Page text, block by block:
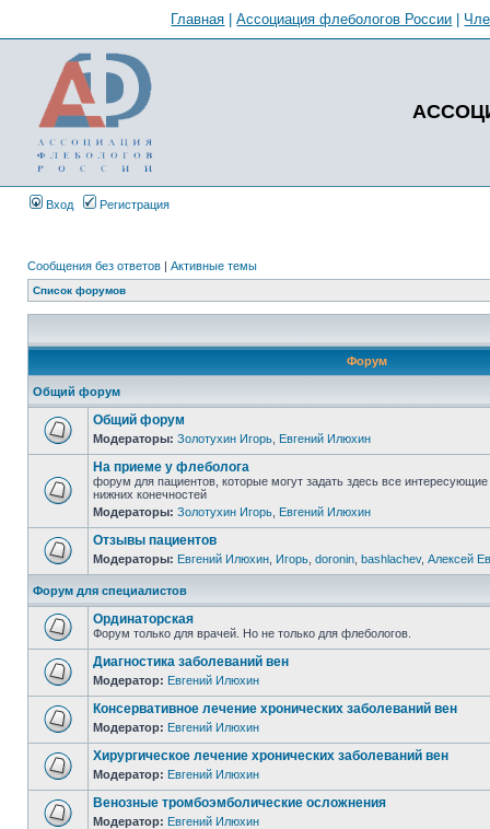
Главная |Ассоциация флебологов России
Вход Регистрация
Сообщения без ответов | Активные темы
Список форумов
Форум
Общий форум
Общий форум
Модераторы: Золотухин Игорь Евгений Илюхин
На приеме у флеболога
форум для пациентов, которые могут задать здесь все
нижних конечностей
Модераторы: Золотухин Игорь Евгений Илюхин
Отзывы пациентов
Модераторы: Евгений Илюхин Игорь doronin bashlachev, Алексей
Форум для специалистов
Ординаторская
Форум только для врачей. Но не только для флебологов.
Диагностика заболеваний вен
Модератор: Евгений Илюхин
Консервативное лечение хронических заболеваний вен
Модератор: Евгений Илюхин
Хирургическое лечение хронических заболеваний вен
Модератор: Евгений Илюхин
Венозные тромбоэмболические осложнения
Модератор: Евгений Илюхин